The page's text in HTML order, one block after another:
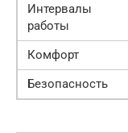
Интервалы
работы
Комфорт
Безопасность